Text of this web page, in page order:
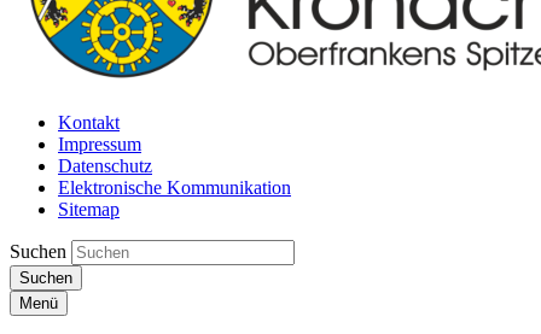
Kontakt
Impressum
Datenschutz
Elektronische Kommunikation
Sitemap
Suchen
Suchen
Menü